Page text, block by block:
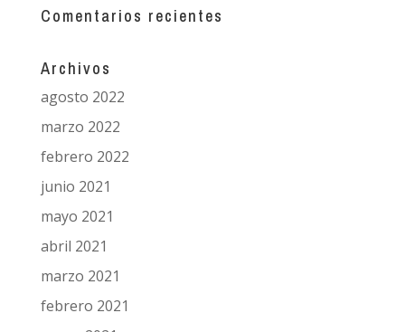
Comentarios recientes
Archivos
agosto 2022
marzo 2022
febrero 2022
junio 2021
mayo 2021
abril 2021
marzo 2021
febrero 2021